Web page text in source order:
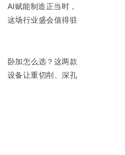
AI赋能制造正当时，
这场行业盛会值得驻
卧加怎么选？这两款
设备让重切削、深孔